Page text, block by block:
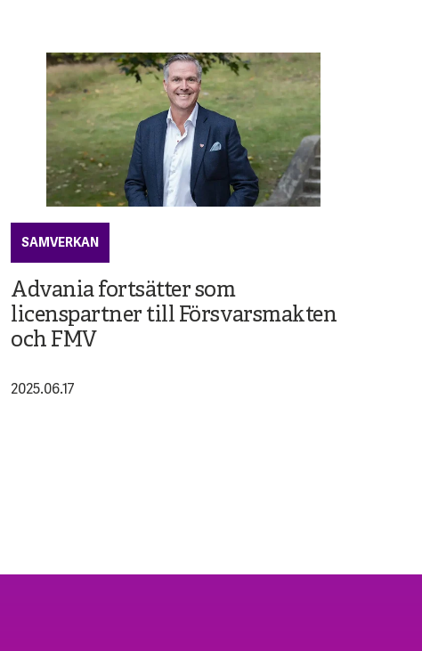
SAMVERKAN
Advania fortsätter som
licenspartner till Försvarsmakten
och FMV
2025.06.17